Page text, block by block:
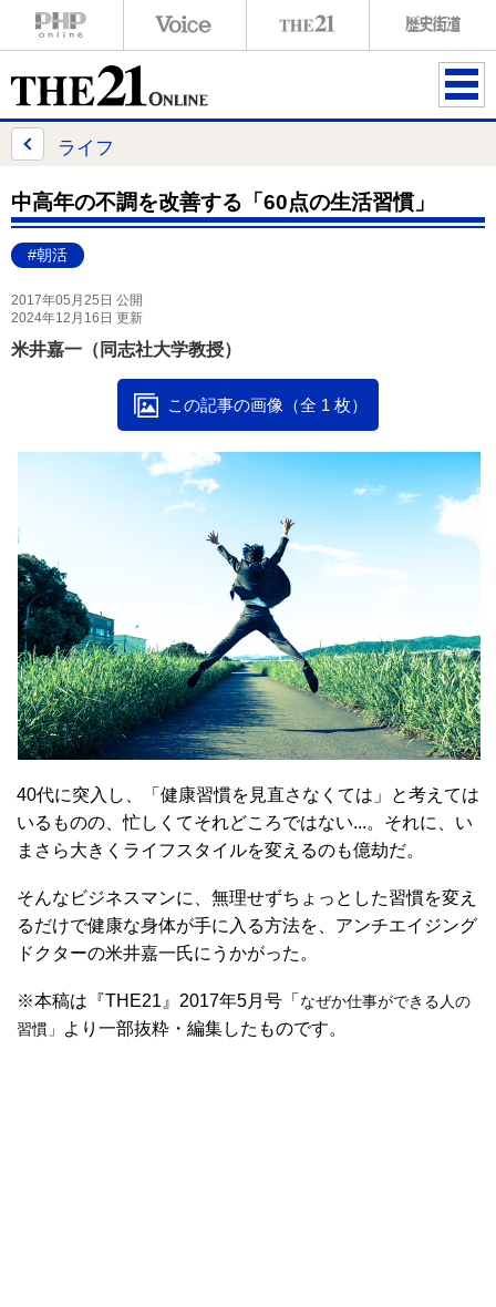
ME
ライフ
中高年の不調を改善する「60点の生活習慣」
#朝活
2017年05月25日 公開
2024年12月16日 更新
米井嘉一（同志社大学教授）
この記事の画像（全 1 枚）
40代に突入し、「健康習慣を見直さなくては」と考えては
いるものの、忙しくてそれどころではない...。それに、い
まさら大きくライフスタイルを変えるのも億劫だ。
そんなビジネスマンに、無理せずちょっとした習慣を変え
るだけで健康な身体が手に入る方法を、アンチエイジング
ドクターの米井嘉一氏にうかがった。
※本稿は『THE21』2017年5月号「 なぜか仕事ができる人の
習慣」
より一部抜粋・編集したものです。